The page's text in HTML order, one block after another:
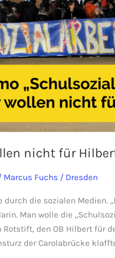
nicht für
Marcus Fuchs / Dresden
die sozialen Medien.
Man wolle die
Rotstift, den OB Hilbert für
der Carolabrücke